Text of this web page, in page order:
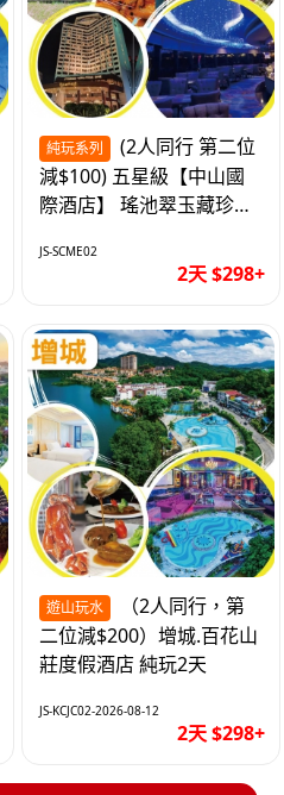
純玩系列
減$100) 五星級【中山國
際酒店】 瑤池翠玉藏珍盅
JS-SCME02
2天 $298+
遊山玩水
二位減$200）增城.百花山
莊度假酒店 純玩2天
JS-KCJC02-2026-08-12
2天 $298+